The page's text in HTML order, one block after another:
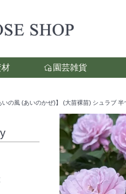
材 園芸雑貨
検索
検
の風 (あいのかぜ)】 (大苗裸苗) シュラブ